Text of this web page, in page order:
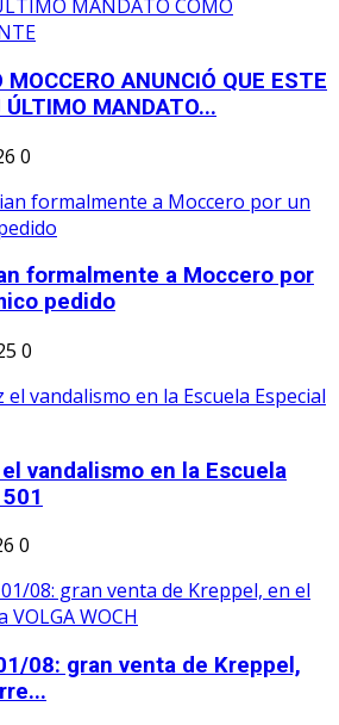
MOCCERO ANUNCIÓ QUE ESTE
ÚLTIMO MANDATO...
0
formalmente a Moccero por
pedido
0
vandalismo en la Escuela
0
08: gran venta de Kreppel,